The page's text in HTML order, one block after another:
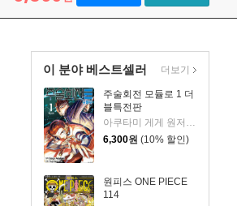
이 분야 베스트셀러
주술회전 모듈로 1 더
블특전판
아쿠타미 게게 원저/Yuji Iwasaki 글그림/이정운 역
6,300원 (10% 할인)
원피스 ONE PIECE
114
더보기